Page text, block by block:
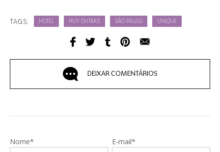
TAGS: HOTEL RUY OHTAKE SÃO PAULO UNIQUE
DEIXAR COMENTÁRIOS
Nome* E-mail*